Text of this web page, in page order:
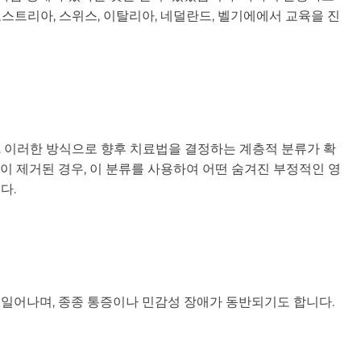
트리아, 스위스, 이탈리아, 네덜란드, 벨기에에서 교육을 진
러한 방식으로 향후 치료법을 결정하는 계층적 분류가 확
제거된 경우, 이 분류를 사용하여 어떤 숨겨진 부정적인 영
.
어나며, 종종 통증이나 민감성 장애가 동반되기도 합니다.